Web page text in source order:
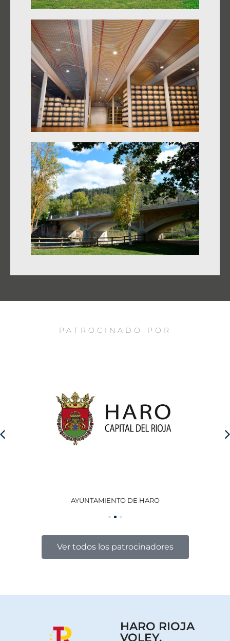
PATROCINADO POR
AYUNTAMIENTO DE HARO
Ver todos los patrocinadores
HARO RIOJA
VOLEY,